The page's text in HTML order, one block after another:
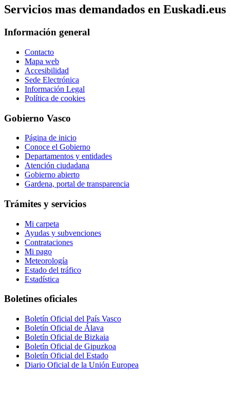
Servicios mas demandados en Euskadi.eus
Información general
Contacto
Mapa web
Accesibilidad
Sede Electrónica
Información Legal
Política de cookies
Gobierno Vasco
Página de inicio
Conoce el Gobierno
Departamentos y entidades
Atención ciudadana
Gobierno abierto
Gardena, portal de transparencia
Trámites y servicios
Mi carpeta
Ayudas y subvenciones
Contrataciones
Mi pago
Meteorología
Estado del tráfico
Estadística
Boletines oficiales
Boletín Oficial del País Vasco
Boletín Oficial de Álava
Boletín Oficial de Bizkaia
Boletín Oficial de Gipuzkoa
Boletín Oficial del Estado
Diario Oficial de la Unión Europea